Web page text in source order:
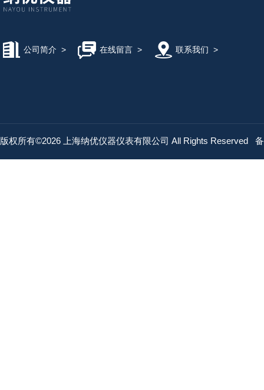
公司简介 > 在线留言> 联系我们 >
版权所有©2026 上海纳优仪器仪表有限公司 All Rights Reserved